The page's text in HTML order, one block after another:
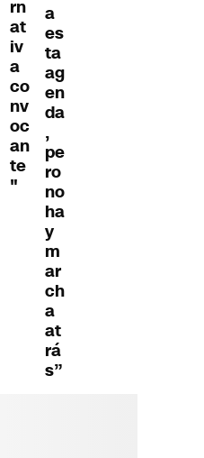
rn
at
iv
a
co
nv
oc
an
te
"
a
es
ta
ag
en
da
,
pe
ro
no
ha
y
m
ar
ch
a
at
rá
s”